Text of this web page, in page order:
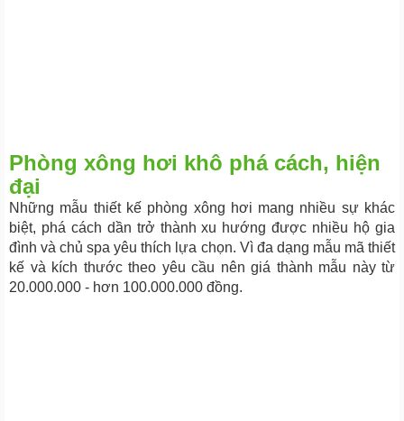
Phòng xông hơi khô phá cách, hiện
đại
Những mẫu thiết kế phòng xông hơi mang nhiều sự khác
biệt, phá cách dần trở thành xu hướng được nhiều hộ gia
đình và chủ spa yêu thích lựa chọn. Vì đa dạng mẫu mã thiết
kế và kích thước theo yêu cầu nên giá thành mẫu này từ
20.000.000 - hơn 100.000.000 đồng.